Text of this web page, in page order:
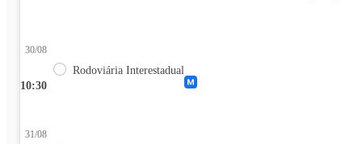
10:30
30/08
Rodoviária Interestadual
31/08